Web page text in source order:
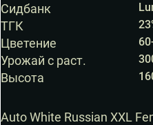
Сидбанк
ТГК
Цветение
Урожай с раст.
Высота
Auto White Russian XXL